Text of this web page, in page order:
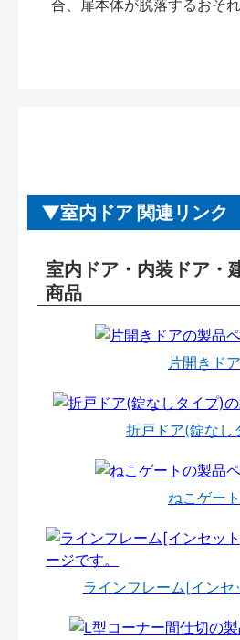
合、扉本体が脱落するおそれ
室内ドア 関連リンク
室内ドア・内装ドア・
商品
片開きドア
折戸ドア(錠なし
ねこゲート
ラインフレーム[イン